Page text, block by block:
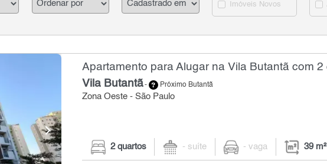
Imóveis Novos
Apartamento para Alugar na Vila Butantã com 2
Vila Butantã- Próximo Butantã
Zona Oeste - São Paulo
2 quartos - suíte - vaga 39 m²